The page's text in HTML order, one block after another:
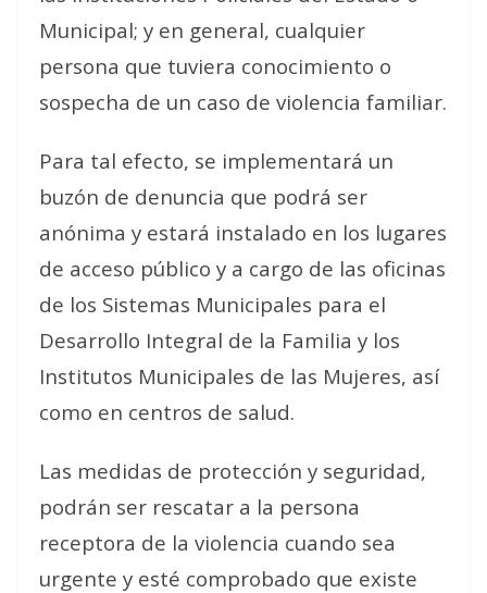
Municipal; y en general, cualquier
persona que tuviera conocimiento o
sospecha de un caso de violencia familiar.
Para tal efecto, se implementará un
buzón de denuncia que podrá ser
anónima y estará instalado en los lugares
de acceso público y a cargo de las oficinas
de los Sistemas Municipales para el
Desarrollo Integral de la Familia y los
Institutos Municipales de las Mujeres, así
como en centros de salud.
Las medidas de protección y seguridad,
podrán ser rescatar a la persona
receptora de la violencia cuando sea
urgente y esté comprobado que existe